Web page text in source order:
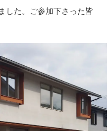
した。ご参加下さった皆